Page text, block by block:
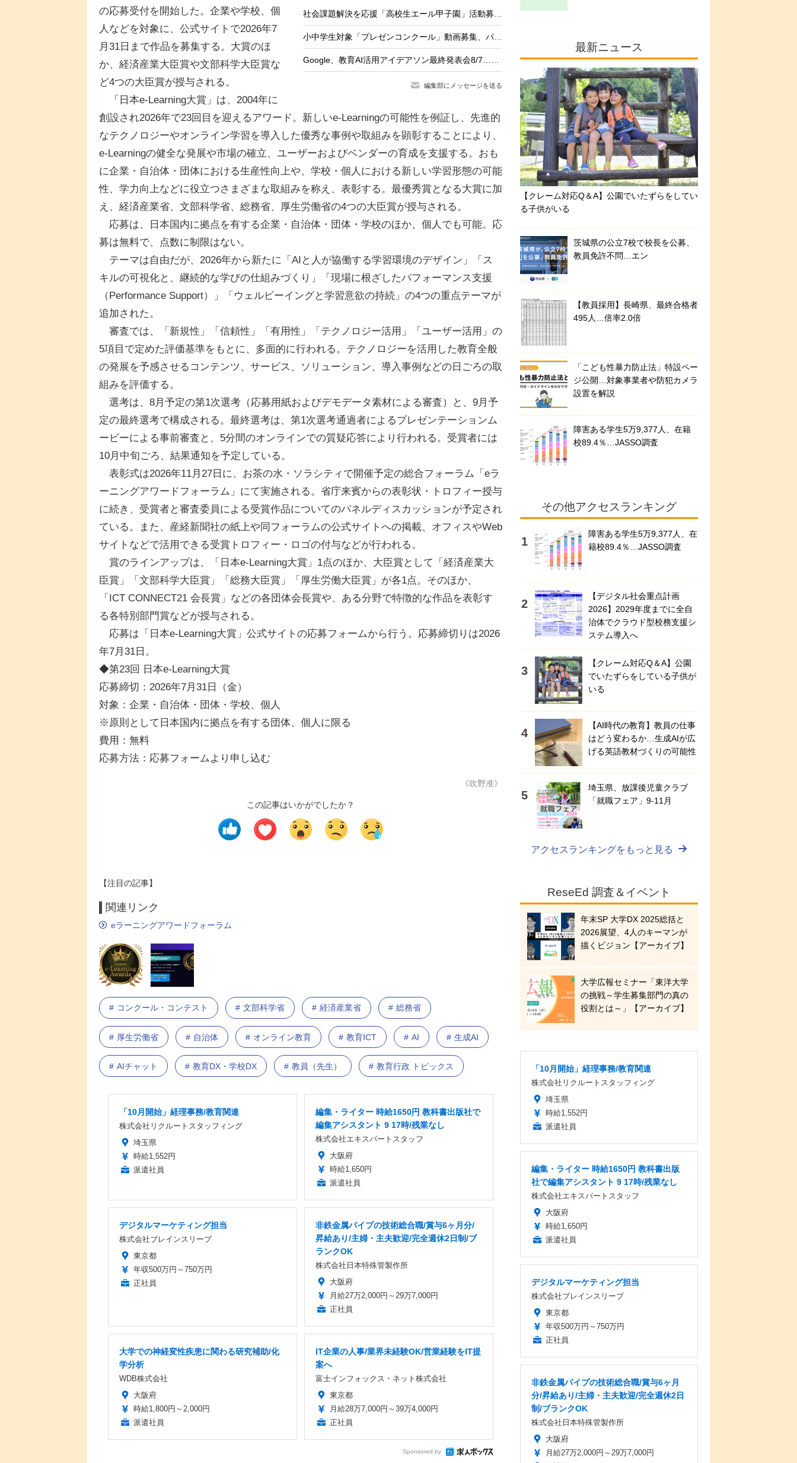
社会課題解決を応援「高校生エール甲子園」活動募集、最大20万円支援
小中学生対象「プレゼンコンクール」動画募集、パナソニック教育財団
Google、教育AI活用アイデアソン最終発表会8/7…最優秀9人が登壇
編集部にメッセージを送る
の応募受付を開始した。企業や学校、個
人などを対象に、公式サイトで2026年7
月31日まで作品を募集する。大賞のほ
か、経済産業大臣賞や文部科学大臣賞な
ど4つの大臣賞が授与される。
「日本e-Learning大賞」は、2004年に
創設され2026年で23回目を迎えるアワード。新しいe-Learningの可能性を例証し、先進的
なテクノロジーやオンライン学習を導入した優秀な事例や取組みを顕彰することにより、
e-Learningの健全な発展や市場の確立、ユーザーおよびベンダーの育成を支援する。おも
に企業・自治体・団体における生産性向上や、学校・個人における新しい学習形態の可能
性、学力向上などに役立つさまざまな取組みを称え、表彰する。最優秀賞となる大賞に加
え、経済産業省、文部科学省、総務省、厚生労働省の4つの大臣賞が授与される。
応募は、日本国内に拠点を有する企業・自治体・団体・学校のほか、個人でも可能。応
募は無料で、点数に制限はない。
テーマは自由だが、2026年から新たに「AIと人が協働する学習環境のデザイン」「ス
キルの可視化と、継続的な学びの仕組みづくり」「現場に根ざしたパフォーマンス支援
（Performance Support）」「ウェルビーイングと学習意欲の持続」の4つの重点テーマが
追加された。
審査では、「新規性」「信頼性」「有用性」「テクノロジー活用」「ユーザー活用」の
5項目で定めた評価基準をもとに、多面的に行われる。テクノロジーを活用した教育全般
の発展を予感させるコンテンツ、サービス、ソリューション、導入事例などの日ごろの取
組みを評価する。
選考は、8月予定の第1次選考（応募用紙およびデモデータ素材による審査）と、9月予
定の最終選考で構成される。最終選考は、第1次選考通過者によるプレゼンテーションム
ービーによる事前審査と、5分間のオンラインでの質疑応答により行われる。受賞者には
10月中旬ごろ、結果通知を予定している。
表彰式は2026年11月27日に、お茶の水・ソラシティで開催予定の総合フォーラム「eラ
ーニングアワードフォーラム」にて実施される。省庁来賓からの表彰状・トロフィー授与
に続き、受賞者と審査委員による受賞作品についてのパネルディスカッションが予定され
ている。また、産経新聞社の紙上や同フォーラムの公式サイトへの掲載、オフィスやWeb
サイトなどで活用できる受賞トロフィー・ロゴの付与などが行われる。
賞のラインアップは、「日本e-Learning大賞」1点のほか、大臣賞として「経済産業大
臣賞」「文部科学大臣賞」「総務大臣賞」「厚生労働大臣賞」が各1点。そのほか、
「ICT CONNECT21 会長賞」などの各団体会長賞や、ある分野で特徴的な作品を表彰す
る各特別部門賞などが授与される。
応募は「日本e-Learning大賞」公式サイトの応募フォームから行う。応募締切りは2026
年7月31日。
◆第23回 日本e-Learning大賞
応募締切：2026年7月31日（金）
対象：企業・自治体・団体・学校、個人
※原則として日本国内に拠点を有する団体、個人に限る
費用：無料
応募方法：応募フォームより申し込む
《吹野准》
この記事はいかがでしたか？
【注目の記事】
関連リンク
eラーニングアワードフォーラム
コンクール・コンテスト 文部科学省 経済産業省 総務省
厚生労働省 自治体 オンライン教育 教育ICT AI 生成AI
AIチャット 教育DX・学校DX 教員（先生） 教育行政 トピックス
「10月開始」経理事務/教育関連
株式会社リクルートスタッフィング
埼玉県
時給1,552円
派遣社員
編集・ライター 時給1650円 教科書出版社で
編集アシスタント 9 17時/残業なし
株式会社エキスパートスタッフ
大阪府
時給1,650円
派遣社員
デジタルマーケティング担当
株式会社ブレインスリープ
東京都
年収500万円～750万円
正社員
非鉄金属パイプの技術総合職/賞与6ヶ月分/
昇給あり/主婦・主夫歓迎/完全週休2日制/ブ
ランクOK
株式会社日本特殊管製作所
大阪府
月給27万2,000円～29万7,000円
正社員
大学での神経変性疾患に関わる研究補助/化
学分析
WDB株式会社
大阪府
時給1,800円～2,000円
派遣社員
IT企業の人事/業界未経験OK/営業経験をIT提
案へ
富士インフォックス・ネット株式会社
東京都
月給28万7,000円～39万4,000円
正社員
Sponsored by
最新ニュース
【クレーム対応Q＆A】公園でいたずらをしてい
る子供がいる
茨城県の公立7校で校長を公募、
教員免許不問…エン
【教員採用】長崎県、最終合格者
495人…倍率2.0倍
「こども性暴力防止法」特設ペー
ジ公開…対象事業者や防犯カメラ
設置を解説
障害ある学生5万9,377人、在籍
校89.4％…JASSO調査
その他アクセスランキング
障害ある学生5万9,377人、在
籍校89.4％…JASSO調査
【デジタル社会重点計画
2026】2029年度までに全自
治体でクラウド型校務支援シ
ステム導入へ
【クレーム対応Q＆A】公園
でいたずらをしている子供が
いる
【AI時代の教育】教員の仕事
はどう変わるか…生成AIが広
げる英語教材づくりの可能性
埼玉県、放課後児童クラブ
「就職フェア」9-11月
アクセスランキングをもっと見る
ReseEd 調査＆イベント
年末SP 大学DX 2025総括と
2026展望、4人のキーマンが
描くビジョン【アーカイブ】
大学広報セミナー「東洋大学
の挑戦～学生募集部門の真の
役割とは～」【アーカイブ】
「10月開始」経理事務/教育関連
株式会社リクルートスタッフィング
埼玉県
時給1,552円
派遣社員
編集・ライター 時給1650円 教科書出版
社で編集アシスタント 9 17時/残業なし
株式会社エキスパートスタッフ
大阪府
時給1,650円
派遣社員
デジタルマーケティング担当
株式会社ブレインスリープ
東京都
年収500万円～750万円
正社員
非鉄金属パイプの技術総合職/賞与6ヶ月
分/昇給あり/主婦・主夫歓迎/完全週休2日
制/ブランクOK
株式会社日本特殊管製作所
大阪府
月給27万2,000円～29万7,000円